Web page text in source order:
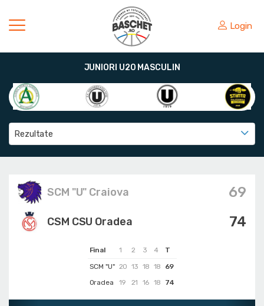
Login
JUNIORI U20 MASCULIN
Rezultate
SCM "U" Craiova 69
Final 1 2 3 4
T
SCM "U" 20 13 18 18
69
Oradea
19 21 16 18 74
74
CSM CSU Oradea